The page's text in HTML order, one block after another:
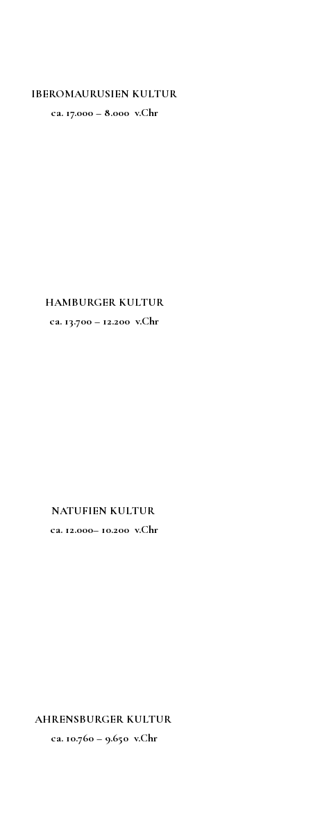
IBEROMAURUSIEN KULTUR
ca. 17.000 – 8.000 v.Chr
HAMBURGER KULTUR
ca. 13.700 – 12.200 v.Chr
NATUFIEN KULTUR
ca. 12.000– 10.200 v.Chr
AHRENSBURGERKULTUR
ca. 10.760 – 9.650 v.Chr